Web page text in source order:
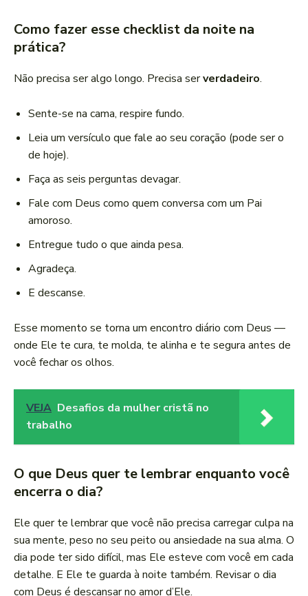
Como fazer esse checklist da noite na
prática?
Não precisa ser algo longo. Precisa serverdadeiro.
Sente-se na cama, respire fundo.
Leia um versículo que fale ao seu coração (pode ser o
de hoje).
Faça as seis perguntas devagar.
Fale com Deus como quem conversa com um Pai
amoroso.
Entregue tudo o que ainda pesa.
Agradeça.
E descanse.
Esse momento se torna um encontro diário com Deus —
onde Ele te cura, te molda, te alinha e te segura antes de
você fechar os olhos.
VEJA Desafios da mulher cristã no
trabalho
O que Deus quer te lembrar enquanto você
encerra o dia?
Ele quer te lembrar que você não precisa carregar culpa na
sua mente, peso no seu peito ou ansiedade na sua alma. O
dia pode ter sido difícil, mas Ele esteve com você em cada
detalhe. E Ele te guarda à noite também. Revisar o dia
com Deus é descansar no amor d’Ele.